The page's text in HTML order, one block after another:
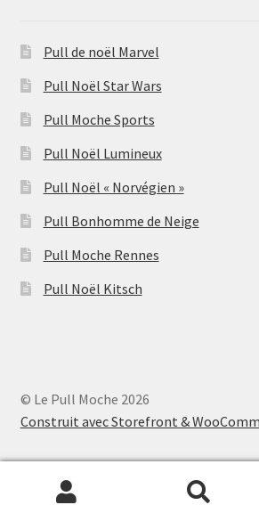
Pull de noël Marvel
Pull Noël Star Wars
Pull Moche Sports
Pull Noël Lumineux
Pull Noël « Norvégien »
Pull Bonhomme de Neige
Pull Moche Rennes
Pull Noël Kitsch
© Le Pull Moche 2026
Construit avec Storefront &